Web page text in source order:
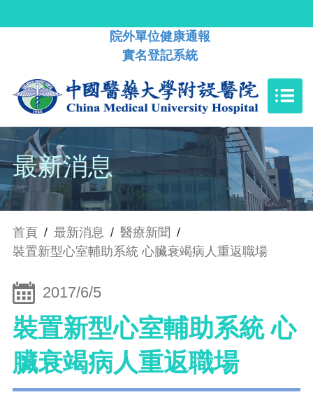
院外單位健康通報
實名登記系統
最新消息
首頁 / 最新消息 / 醫療新聞 /
裝置新型心室輔助系統 心臟衰竭病人重返職場
2017/6/5
裝置新型心室輔助系統 心
臟衰竭病人重返職場